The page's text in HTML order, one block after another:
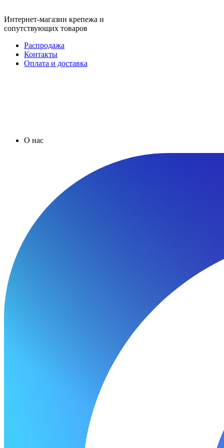
Интернет-магазин крепежа и
сопутствующих товаров
Распродажа
Контакты
Оплата и доставка
О нас